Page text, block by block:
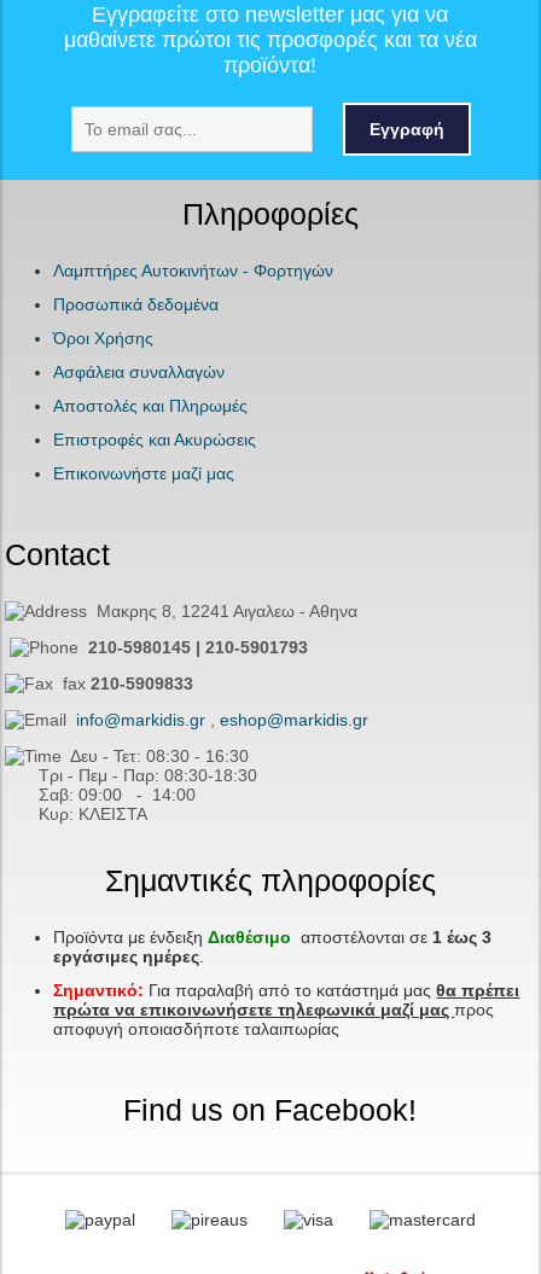
Εγγραφείτε στο newsletter μας για να
μαθαίνετε πρώτοι τις προσφορές και τα νέα
προϊόντα!
Εγγραφή
Πληροφορίες
Λαμπτήρες Αυτοκινήτων - Φορτηγών
Προσωπικά δεδομένα
Όροι Χρήσης
Ασφάλεια συναλλαγών
Αποστολές και Πληρωμές
Επιστροφές και Ακυρώσεις
Επικοινωνήστε μαζί μας
Contact
Μακρης 8, 12241 Αιγαλεω - Αθηνα
210-5980145 | 210-5901793
fax210-5909833
info@markidis.gr ,eshop@markidis.gr
Δευ - Τετ: 08:30 - 16:30
Τρι - Πεμ - Παρ: 08:30-18:30
Σαβ:09:00 - 14:00
Κυρ: ΚΛΕΙΣΤΑ
Σημαντικές πληροφορίες
Προϊόντα με ένδειξηΔιαθέσιμο αποστέλονται σε 1 έως 3
εργάσιμες ημέρες
Σημαντικό: Για παραλαβή από το κατάστημά μαςθα πρέπει
πρώτα να επικοινωνήσετε τηλεφωνικά μαζί μαςπρος
αποφυγή οποιασδήποτε ταλαιπωρίας
Find us on Facebook!